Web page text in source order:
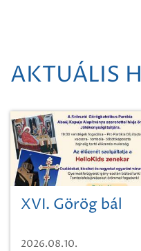
AKTUÁLIS
XVI. Görög bál
2026.08.10.